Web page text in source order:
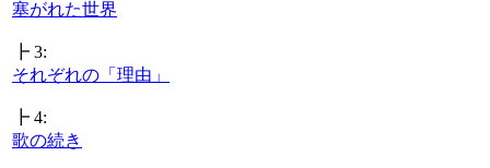
塞がれた世界
┣ 3:
それぞれの「理由」
┣ 4:
歌の続き